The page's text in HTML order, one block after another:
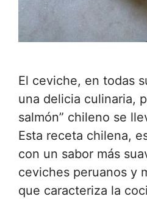
El ceviche, en todas
una delicia culinaria,
salmón” chileno se
Esta receta chilena,
con un sabor más
ceviches peruanos y
que caracteriza la